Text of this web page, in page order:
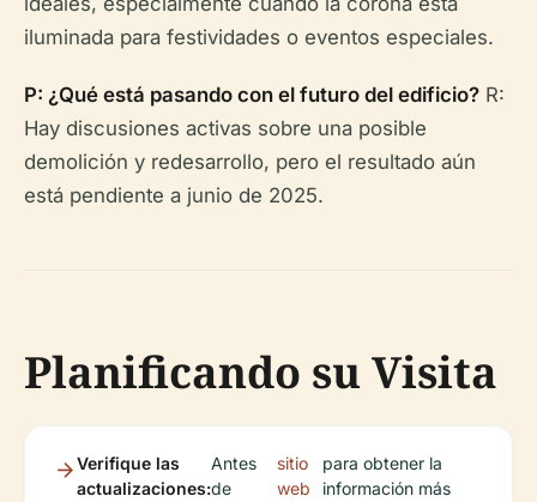
iluminada para festividades o eventos especiales.
P: ¿Qué está pasando con el futuro del edificio? R:
Hay discusiones activas sobre una posible
demolición y redesarrollo, pero el resultado aún
está pendiente a junio de 2025.
Planificando su Visita
Verifique las
actualizaciones:
Antes
de
sitio
web
para obtener la
información más